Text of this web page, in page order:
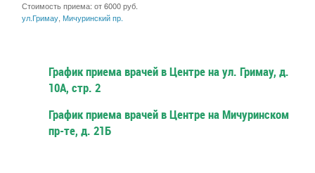
Стоимость приема: от 6000 руб.
ул.Гримау, Мичуринский пр.
График приема врачей в Центре на ул. Гримау, д.
10А, стр. 2
График приема врачей в Центре на Мичуринском
пр-те, д. 21Б